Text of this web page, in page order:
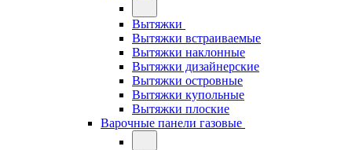
Вытяжки
Вытяжки встраиваемые
Вытяжки наклонные
Вытяжки дизайнерские
Вытяжки островные
Вытяжки купольные
Вытяжки плоские
Варочные панели газовые